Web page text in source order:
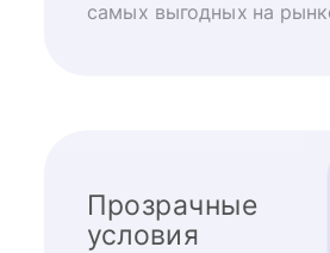
самых выгодных на
Прозрачные
условия